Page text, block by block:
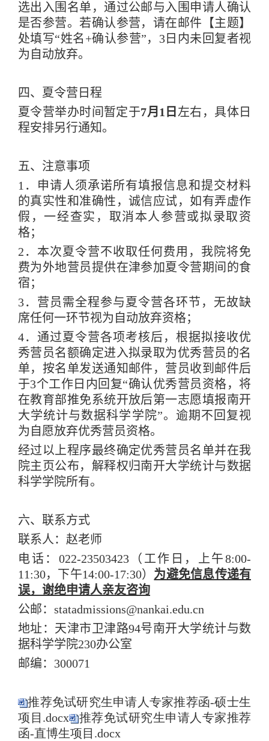
选出入围名单，通过公邮与入围申请人确认
是否参营。若确认参营，请在邮件【主题】
处填写“姓名 +确认参营”， 3日内未回复者视
为自动放弃。
四、夏令营日程
夏令营举办时间暂定于7月 1 日 左右，具体日
程安排另行通知。
五、注意事项
1 ．申请人须承诺所有填报信息和提交材料
的真实性和准确性，诚信应试，如有弄虚作
假，一经查实，取消本人参营或拟录取资
格；
2 ．本次夏令营不收取任何费用，我院将免
费为外地营员提供在津参加夏令营期间的食
宿；
3．营员需全程参与夏令营各环节，无故缺
席任何一环节视为自动放弃资格；
4．通过夏令营各项考核后，根据拟接收优
秀营员名额确定进入拟录取为优秀营员的名
单，按名单发送通知邮件，营员收到邮件后
于3个工作日内回复“确认优秀营员资格，将
在教育部推免系统开放后第一志愿填报南开
大学统计与数据科学学院”。逾期不回复视
为自愿放弃优秀营员资格。
经过以上程序最终确定优秀营员名单并在我
院主页公布，解释权归南开大学统计与数据
科学学院所有。
六、联系方式
联系人：赵老师
电话： 022-23503423（工作日，上午8:00-
11:30，下午14:00-17:30） 为避免信息传递有
误，谢绝申请人亲友咨询
公邮： statadmissions@nankai.edu.cn
地址：天津市卫津路94号南开大学统计与数
据科学学院230办公室
邮编： 300071
推荐免试研究生申请人专家推荐函-硕士生
项目.docx
推荐免试研究生申请人专家推荐
函-直博生项目.docx